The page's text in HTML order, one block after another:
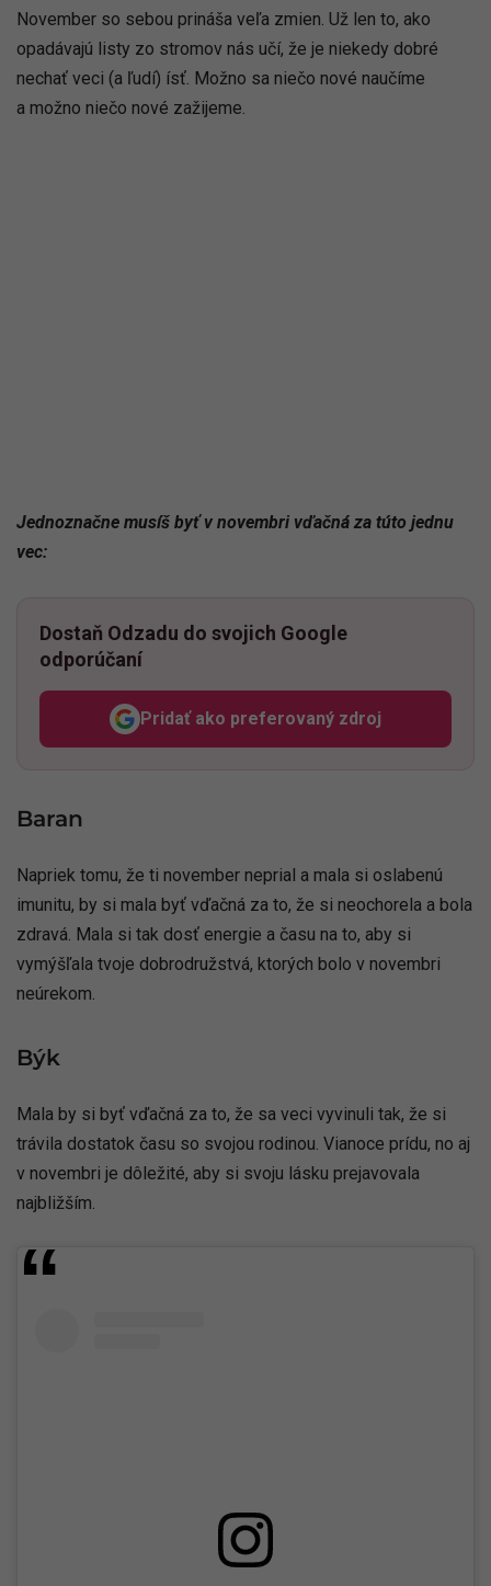
November so sebou prináša veľa zmien. Už len to, ako
opadávajú listy zo stromov nás učí, že je niekedy dobré
nechať veci (a ľudí) ísť. Možno sa niečo nové naučíme
a možno niečo nové zažijeme.
Jednoznačne musíš byť v novembri vďačná za túto jednu
vec:
Dostaň Odzadu do svojich Google
odporúčaní
Pridať ako preferovaný zdroj
Odzadu, odkaz sa otvorí v
Baran
Napriek tomu, že ti november neprial a mala si oslabenú
imunitu, by si mala byť vďačná za to, že si neochorela a bola
zdravá. Mala si tak dosť energie a času na to, aby si
vymýšľala tvoje dobrodružstvá, ktorých bolo v novembri
neúrekom.
Býk
Mala by si byť vďačná za to, že sa veci vyvinuli tak, že si
trávila dostatok času so svojou rodinou. Vianoce prídu, no aj
v novembri je dôležité, aby si svoju lásku prejavovala
najbližším.